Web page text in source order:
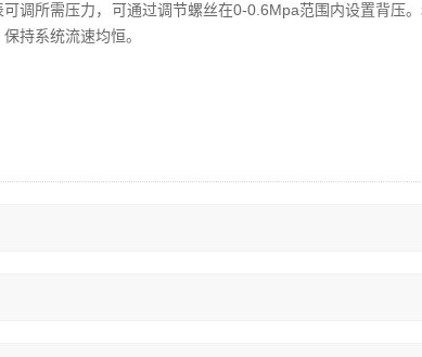
调所需压力，可通过调节螺丝在0-0.6Mpa范围内设置背压
持系统流速均恒。